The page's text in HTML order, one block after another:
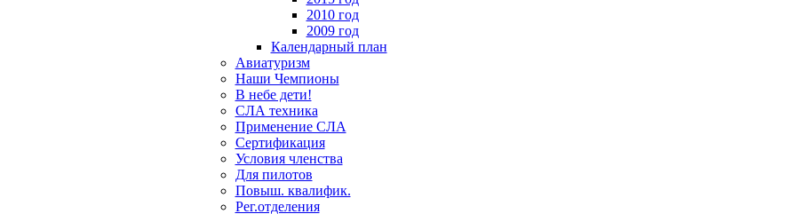
2010 год
2009 год
Календарный план
Авиатуризм
Наши Чемпионы
В небе дети!
СЛА техника
Применение СЛА
Сертификация
Условия членства
Для пилотов
Повыш. квалифик.
Рег.отделения